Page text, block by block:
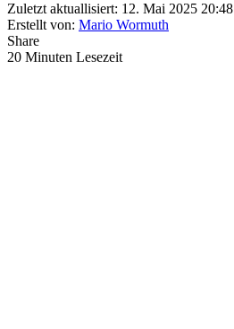
Zuletzt aktuallisiert: 12. Mai 2025 20:48
Erstellt von: Mario Wormuth
Share
20 Minuten Lesezeit